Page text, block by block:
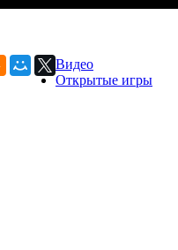
Видео
Открытые игры